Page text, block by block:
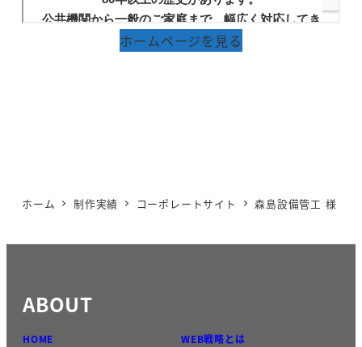
ホームページを見る
ホーム 制作実績 コーポレートサイト 森島設備管工 様
ABOUT
HOME WEB戦略とは